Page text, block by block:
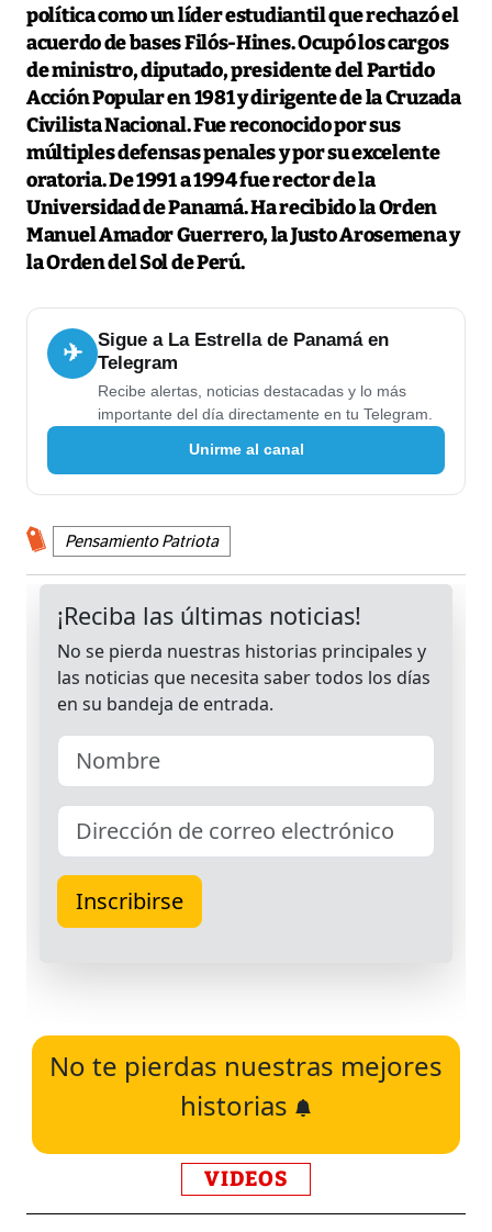
política como un líder estudiantil que rechazó el
acuerdo de bases Filós-Hines. Ocupó los cargos
de ministro, diputado, presidente del Partido
Acción Popular en 1981 y dirigente de la Cruzada
Civilista Nacional. Fue reconocido por sus
múltiples defensas penales y por su excelente
oratoria. De 1991 a 1994 fue rector de la
Universidad de Panamá. Ha recibido la Orden
Manuel Amador Guerrero, la Justo Arosemena y
la Orden del Sol de Perú.
✈
Sigue a La Estrella de Panamá en
Telegram
Recibe alertas, noticias destacadas y lo más
importante del día directamente en tu Telegram.
Unirme al canal
Pensamiento Patriota
No te pierdas nuestras mejores
historias
VIDEOS